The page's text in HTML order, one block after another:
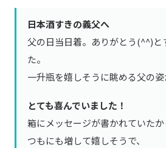
日本酒すきの義父へ
父の日当日着。ありがとう(^^)と
た。
一升瓶を嬉しそうに眺める父の姿
とても喜んでいました！
箱にメッセージが書かれていた
つもにも増して嬉しそうで、